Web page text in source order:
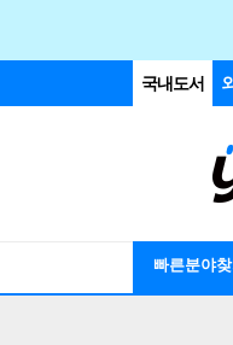
국내도서
빠른분야찾